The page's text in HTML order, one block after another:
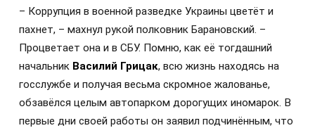
– Коррупция в военной разведке Украины цветёт и
пахнет, – махнул рукой полковник Барановский. –
Процветает она и в СБУ. Помню, как её тогдашний
начальник Василий Грицак, всю жизнь находясь на
госслужбе и получая весьма скромное жалованье,
обзавёлся целым автопарком дорогущих иномарок. В
первые дни своей работы он заявил подчинённым, что